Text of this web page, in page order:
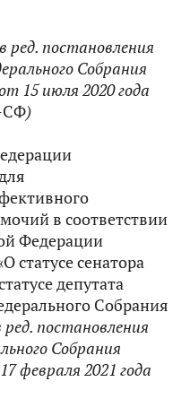
ред. постановления
Собрания
15 июля 2020 года
)
в соответствии
Федерации
статусе сенатора
депутата
Собрания
ред. постановления
Собрания
февраля 2021 года